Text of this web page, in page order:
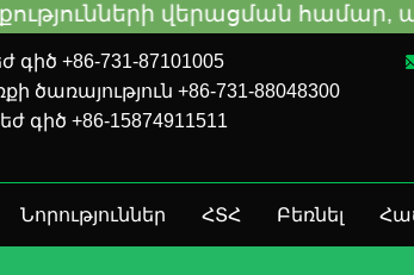
+86-731-87101005
ծառայություն +86-731-88048300
գիծ +86-15874911511
Նորություններ ՀՏՀ Բեռնել
համար, անկախ